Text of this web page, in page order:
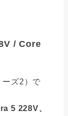
/ Core
ズ2）で
5 228V、